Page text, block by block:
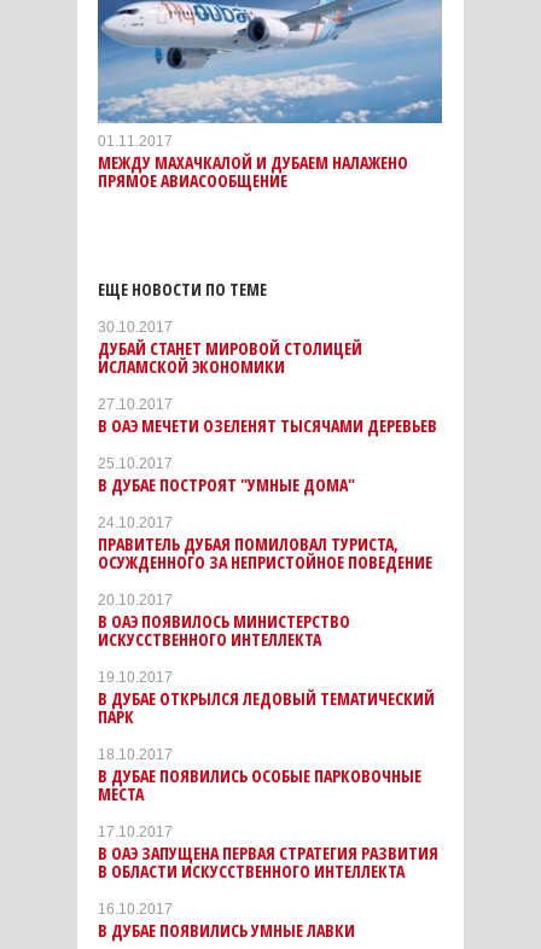
01.11.2017
МЕЖДУ МАХАЧКАЛОЙ И ДУБАЕМ НАЛАЖЕНО
ПРЯМОЕ АВИАСООБЩЕНИЕ
ЕЩЕ НОВОСТИ ПО ТЕМЕ
30.10.2017
ДУБАЙ СТАНЕТ МИРОВОЙ СТОЛИЦЕЙ
ИСЛАМСКОЙ ЭКОНОМИКИ
27.10.2017
В ОАЭ МЕЧЕТИ ОЗЕЛЕНЯТ ТЫСЯЧАМИ ДЕРЕВЬЕВ
25.10.2017
В ДУБАЕ ПОСТРОЯТ "УМНЫЕ ДОМА"
24.10.2017
ПРАВИТЕЛЬ ДУБАЯ ПОМИЛОВАЛ ТУРИСТА,
ОСУЖДЕННОГО ЗА НЕПРИСТОЙНОЕ ПОВЕДЕНИЕ
20.10.2017
В ОАЭ ПОЯВИЛОСЬ МИНИСТЕРСТВО
ИСКУССТВЕННОГО ИНТЕЛЛЕКТА
19.10.2017
В ДУБАЕ ОТКРЫЛСЯ ЛЕДОВЫЙ ТЕМАТИЧЕСКИЙ
ПАРК
18.10.2017
В ДУБАЕ ПОЯВИЛИСЬ ОСОБЫЕ ПАРКОВОЧНЫЕ
МЕСТА
17.10.2017
В ОАЭ ЗАПУЩЕНА ПЕРВАЯ СТРАТЕГИЯ РАЗВИТИЯ
В ОБЛАСТИ ИСКУССТВЕННОГО ИНТЕЛЛЕКТА
16.10.2017
В ДУБАЕ ПОЯВИЛИСЬ УМНЫЕ ЛАВКИ